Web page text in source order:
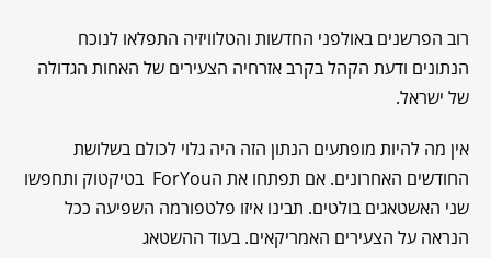
רוב הפרשנים באולפני החדשות והטלוויזיה התפלאו לנוכח
הנתונים ודעת הקהל בקרב אזרחיה הצעירים של האחות הגדולה
של ישראל.
אין מה להיות מופתעים הנתון הזה היה גלוי לכולם בשלושת
החודשים האחרונים. אם תפתחו את הForYou בטיקטוק ותחפשו
שני האשטאגים בולטים. תבינו איזו פלטפורמה השפיעה ככל
הנראה על הצעירים האמריקאים. בעוד ההשטאג